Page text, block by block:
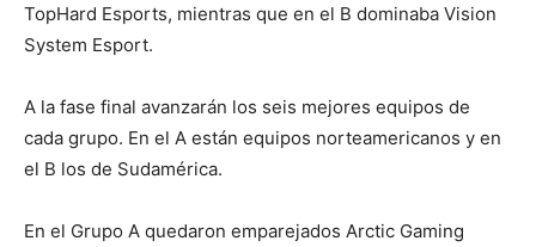
TopHard Esports, mientras que en el B dominaba Vision
System Esport.
A la fase final avanzarán los seis mejores equipos de
cada grupo. En el A están equipos norteamericanos y en
el B los de Sudamérica.
En el Grupo A quedaron emparejados Arctic Gaming